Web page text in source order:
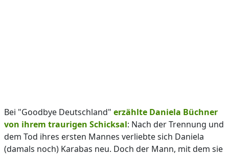
Bei "Goodbye Deutschland" erzählte Daniela Büchner
von ihrem traurigen Schicksal: Nach der Trennung und
dem Tod ihres ersten Mannes verliebte sich Daniela
(damals noch) Karabas neu. Doch der Mann, mit dem sie